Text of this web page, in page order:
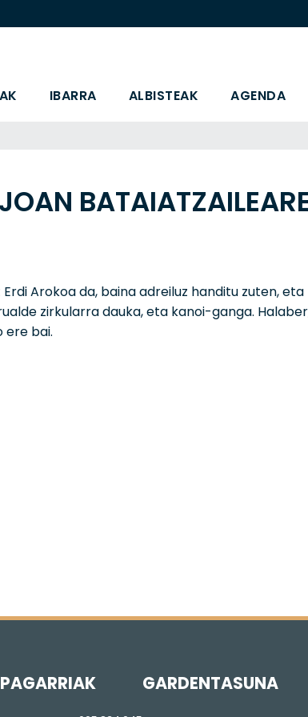
IBARRA ALBISTEAK AGENDA
Arokoa da, baina adreiluz handitu zuten,
zirkularra dauka, eta kanoi-ganga.
ere bai.
GARDENTASUNA